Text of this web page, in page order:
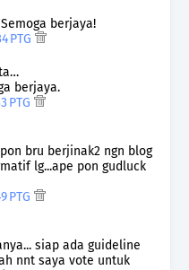
berjaya!
PTG
berjaya.
PTG
bru berjinak2 ngn blog
lg...ape pon gudluck
PTG
siap ada guideline
nnt saya vote untuk